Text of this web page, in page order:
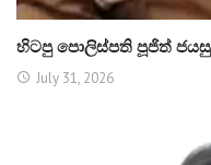
හිටපු පොලිස්පති පූජිත්
July 31, 2026